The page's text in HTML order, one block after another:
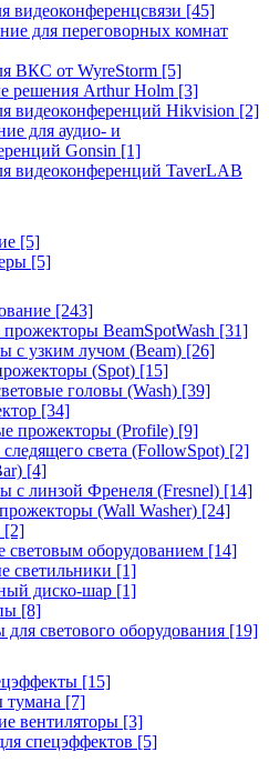
видеоконференцсвязи [45]
для переговорных комнат
ВКС от WyreStorm [5]
решения Arthur Holm [3]
видеоконференций Hikvision [2]
для аудио- и
Gonsin [1]
видеоконференций TaverLAB
[5]
[5]
[243]
BeamSpotWash [31]
с узким лучом (Beam) [26]
(Spot) [15]
головы (Wash) [39]
[34]
прожекторы (Profile) [9]
света (FollowSpot) [2]
[4]
с линзой Френеля (Fresnel) [14]
(Wall Washer) [24]
[2]
световым оборудованием [14]
светильники [1]
диско-шар [1]
[8]
для светового оборудования [19]
[15]
тумана [7]
вентиляторы [3]
спецэффектов [5]